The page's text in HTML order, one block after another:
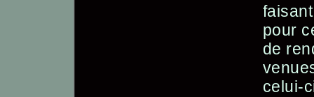
pour
de
celui-